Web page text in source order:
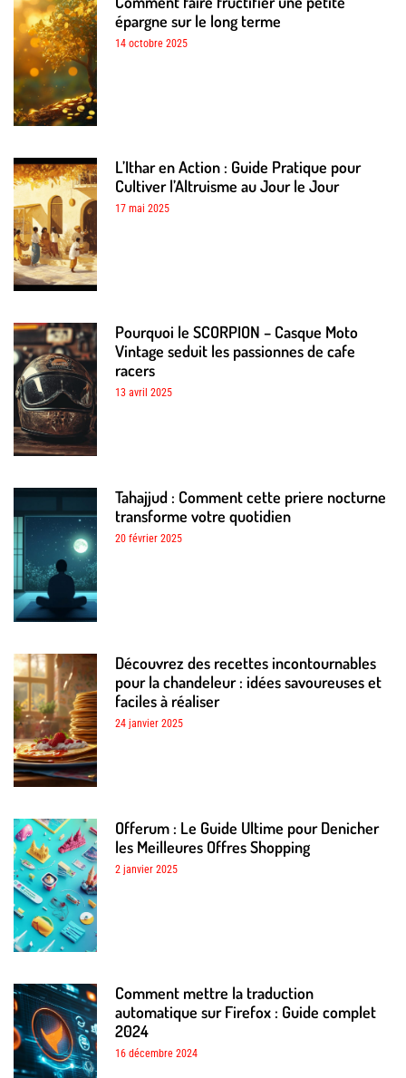
épargne sur le long terme
14 octobre 2025
L’Ithar en Action : Guide Pratique pour
Cultiver l’Altruisme au Jour le Jour
17 mai 2025
Pourquoi le SCORPION – Casque Moto
Vintage seduit les passionnes de cafe
racers
13 avril 2025
Tahajjud : Comment cette priere nocturne
transforme votre quotidien
20 février 2025
Découvrez des recettes incontournables
pour la chandeleur : idées savoureuses et
faciles à réaliser
24 janvier 2025
Offerum : Le Guide Ultime pour Denicher
les Meilleures Offres Shopping
2 janvier 2025
Comment mettre la traduction
automatique sur Firefox : Guide complet
2024
16 décembre 2024